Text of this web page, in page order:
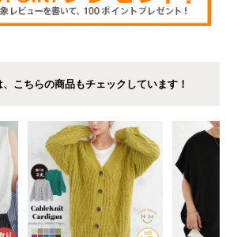
こちらの商品もチェックしています！